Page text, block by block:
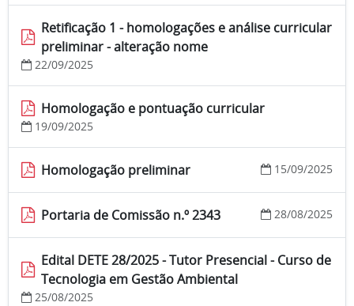
Retificação 1 - homologações e análise curricular
preliminar - alteração nome
22/09/2025
Homologação e pontuação curricular
19/09/2025
Homologação preliminar 15/09/2025
Portaria de Comissão n.º 2343 28/08/2025
Edital DETE 28/2025 - Tutor Presencial - Curso de
Tecnologia em Gestão Ambiental
25/08/2025